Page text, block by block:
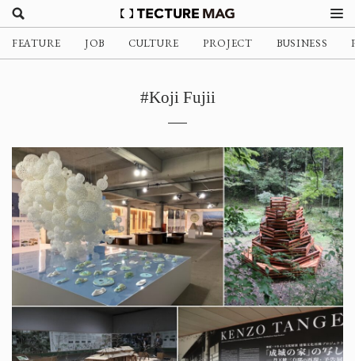
FEATURE JOB CULTURE PROJECT BUSINESS
#Koji Fujii